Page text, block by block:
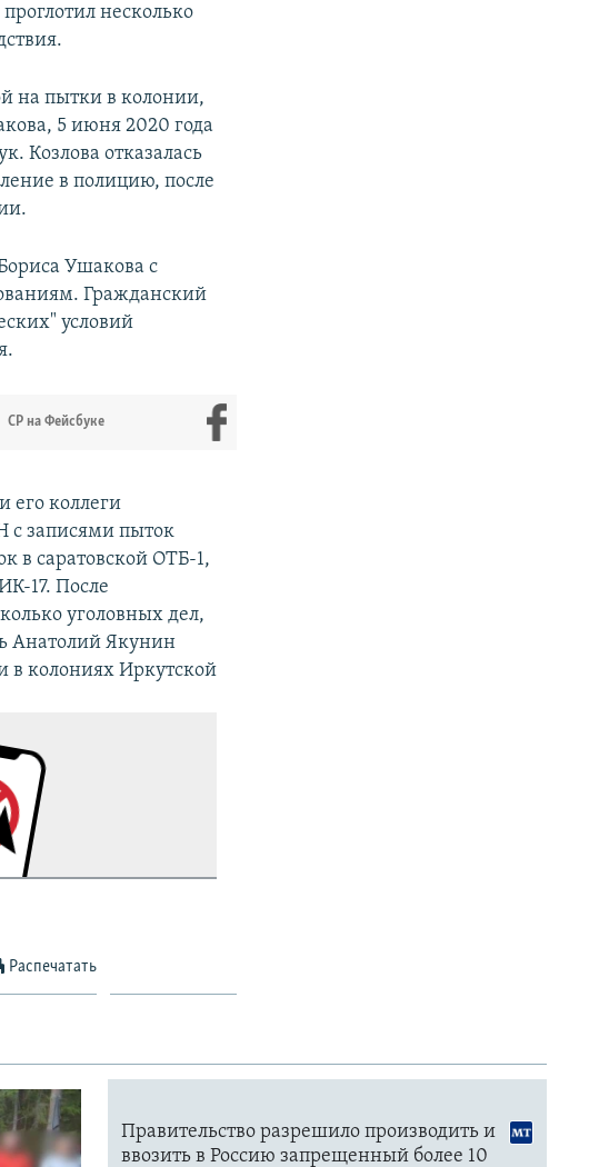
несколько
на пытки в колонии,
5 июня 2020 года
Козлова отказалась
в полицию, после
Ушакова с
Гражданский
условий
СР на Фейсбуке
его коллеги
с записями пыток
в саратовской ОТБ-1,
17. После
уголовных дел,
Анатолий Якунин
в колониях Иркутской
Распечатать